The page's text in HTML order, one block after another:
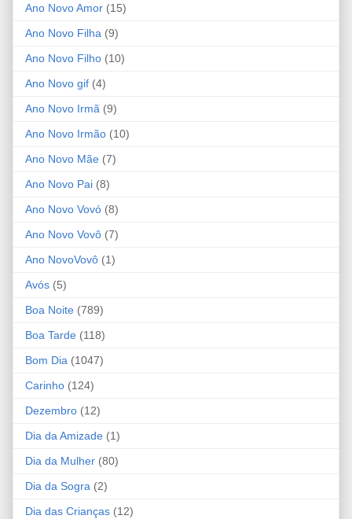
Ano Novo Amor (15)
Ano Novo Filha (9)
Ano Novo Filho (10)
Ano Novo gif (4)
Ano Novo Irmã (9)
Ano Novo Irmão (10)
Ano Novo Mãe (7)
Ano Novo Pai (8)
Ano Novo Vovó (8)
Ano Novo Vovô (7)
Ano NovoVovô (1)
Avós (5)
Boa Noite (789)
Boa Tarde (118)
Bom Dia (1047)
Carinho (124)
Dezembro (12)
Dia da Amizade (1)
Dia da Mulher (80)
Dia da Sogra (2)
Dia das Crianças (12)